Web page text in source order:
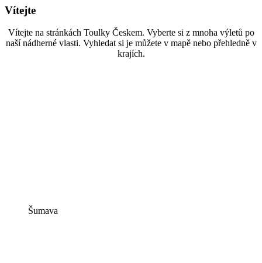
Vítejte
Vítejte na stránkách Toulky Českem. Vyberte si z mnoha výletů po
naší nádherné vlasti. Vyhledat si je můžete v mapě nebo přehledně v
krajích.
Šumava